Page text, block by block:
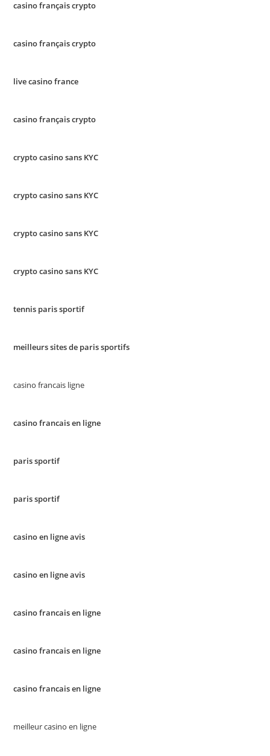
casino français crypto
casino français crypto
live casino france
casino français crypto
crypto casino sans KYC
crypto casino sans KYC
crypto casino sans KYC
crypto casino sans KYC
tennis paris sportif
meilleurs sites de paris sportifs
casino francais ligne
casino francais en ligne
paris sportif
paris sportif
casino en ligne avis
casino en ligne avis
casino francais en ligne
casino francais en ligne
casino francais en ligne
meilleur casino en ligne